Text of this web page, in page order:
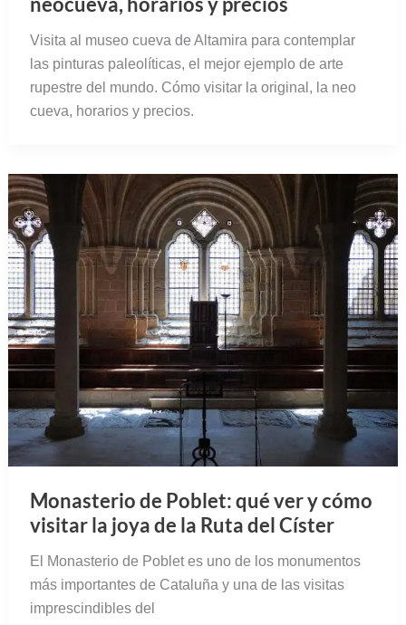
Visita al museo cueva de Altamira para contemplar
las pinturas paleolíticas, el mejor ejemplo de arte
rupestre del mundo. Cómo visitar la original, la neo
cueva, horarios y precios.
Monasterio de Poblet: qué ver y cómo
visitar la joya de la Ruta del Císter
El Monasterio de Poblet es uno de los monumentos
más importantes de Cataluña y una de las visitas
imprescindibles del